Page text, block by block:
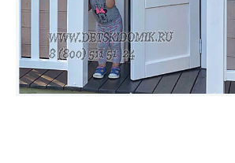
ОСТЕКЛЁННАЯ ДВЕРЬ
Удобная и красивая дверь с окошками
делает домик более уютным и светлым